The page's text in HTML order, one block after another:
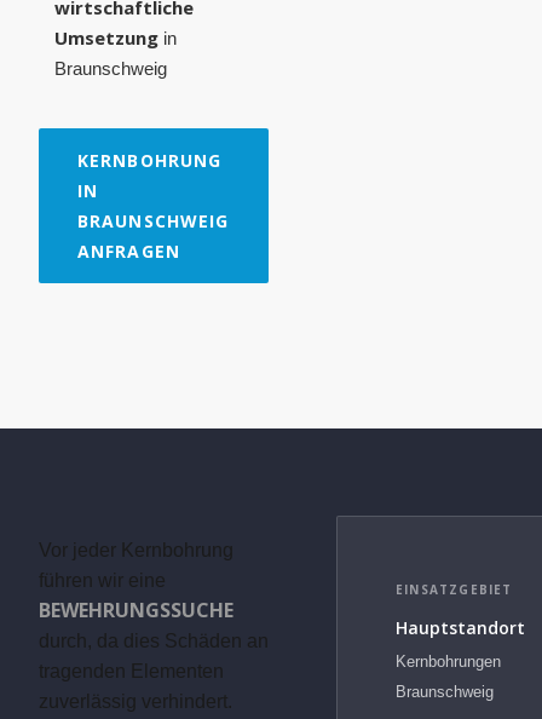
wirtschaftliche
Umsetzung in
Braunschweig
KERNBOHRUNG
IN
BRAUNSCHWEIG
ANFRAGEN
Vor jeder Kernbohrung
führen wir eine
BEWEHRUNGSSUCHE
durch, da dies Schäden an
tragenden Elementen
zuverlässig verhindert.
EINSATZGEBIET
Hauptstandort
Kernbohrungen
Braunschweig